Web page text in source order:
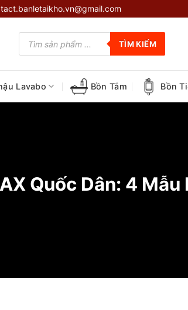
Tìm
kiếm
phẩm
TÌM KIẾM
Lavabo Bồn Tắm Bồn
Quốc Dân: 4